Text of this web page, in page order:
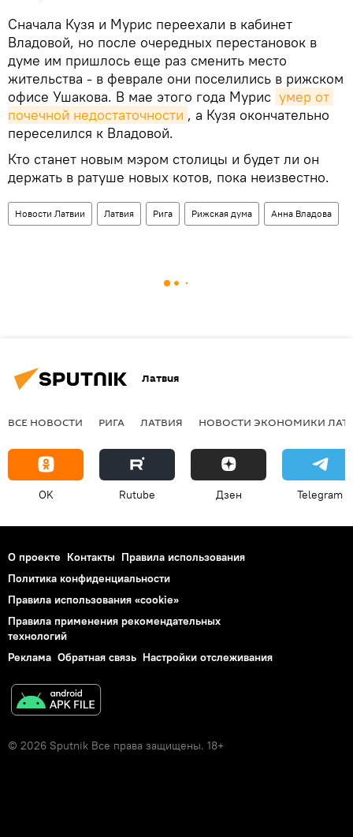
Сначала Кузя и Мурис переехали в кабинет
Владовой, но после очередных перестановок в
думе им пришлось еще раз сменить место
жительства - в феврале они поселились в рижском
офисе Ушакова. В мае этого года Мурис умер от
почечной недостаточности , а Кузя окончательно
переселился к Владовой.
Кто станет новым мэром столицы и будет ли он
держать в ратуше новых котов, пока неизвестно.
Новости Латвии Латвия Рига Рижская дума Анна Владова
Латвия
ВСЕ НОВОСТИ РИГА ЛАТВИЯ НОВОСТИ ЭКОНОМИКИ
OK Rutube Дзен Telegram
О проекте Контакты Правила использования
Политика конфиденциальности
Правила использования «cookie»
Правила применения рекомендательных
технологий
Реклама Обратная связь Настройки отслеживания
© 2026 Sputnik Все права защищены. 18+